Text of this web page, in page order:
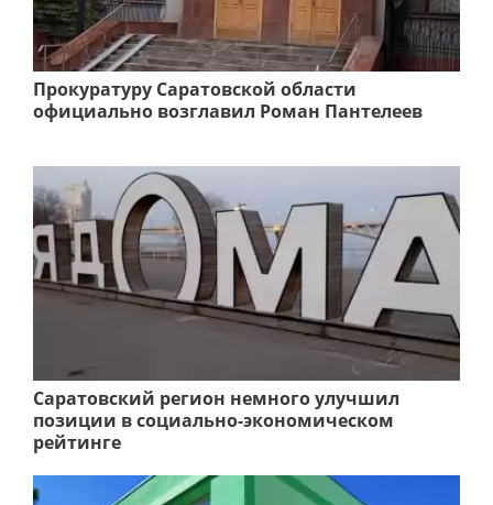
Прокуратуру Саратовской области
официально возглавил Роман Пантелеев
Саратовский регион немного улучшил
позиции в социально-экономическом
рейтинге